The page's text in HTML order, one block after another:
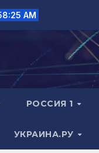
AM
РОССИЯ 1
УКРАИНА.РУ